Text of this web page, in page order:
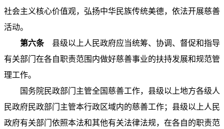
社会主义核心价值观，弘扬中华民族传统美德，依法开展慈善
活动。
第六条县级以上人民政府应当统筹、协调、督促和指导
有关部门在各自职责范围内做好慈善事业的扶持发展和规范管
理工作。
国务院民政部门主管全国慈善工作，县级以上地方各级人
民政府民政部门主管本行政区域内的慈善工作；县级以上人民
政府有关部门依照本法和其他有关法律法规，在各自的职责范